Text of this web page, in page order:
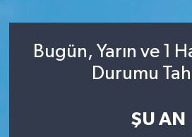
Bugün, Yarın ve 1
Durumu
ŞU AN
EKONOMİ
GÖKTÜRK
Haber Arşivi